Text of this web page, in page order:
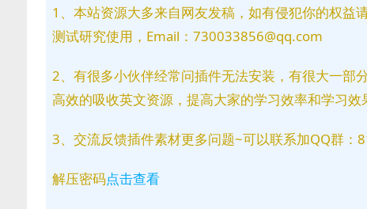
1、本站资源大多来自网友发稿，如有侵犯你的权益
测试研究使用，Email：730033856@qq.com
2、有很多小伙伴经常问插件无法安装，有很大一部
高效的吸收英文资源，提高大家的学习效率和学习效
3、交流反馈插件素材更多问题~可以联系加QQ群：
解压密码点击查看